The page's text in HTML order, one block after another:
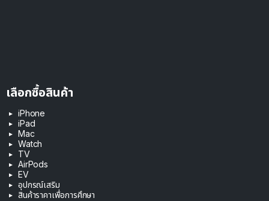
เลือกซื้อสินค้า
iPhone
iPad
Mac
Watch
TV
AirPods
EV
อุปกรณ์เสริม
สินค้าราคาเพื่อการศึกษา